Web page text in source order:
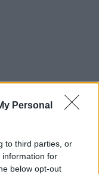
Personal
to third parties, or
information for
below opt-out